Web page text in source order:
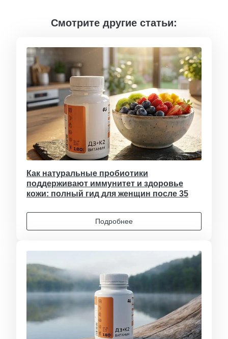
Смотрите другие статьи:
Как натуральные пробиотики
поддерживают иммунитет и здоровье
кожи: полный гид для женщин после 35
Подробнее